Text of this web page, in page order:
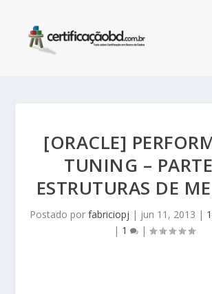
[ORACLE]
TUNING –
ESTRUTURAS DE
Postado por fabriciopj | jun 11, 2013 |
| 1 |